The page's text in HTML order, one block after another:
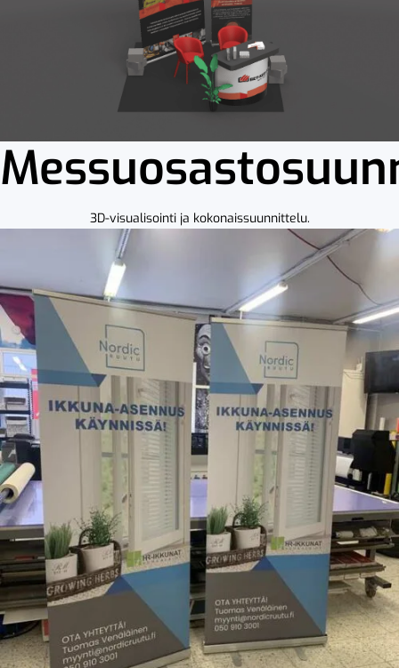
3D-visualisointi ja kokonaissuunnittelu.